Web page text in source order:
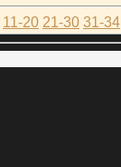
11-20 21-30 31-34